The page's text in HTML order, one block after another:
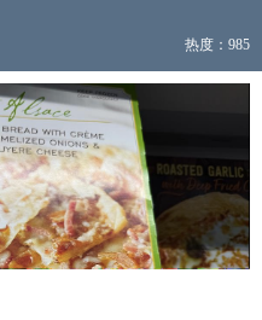
热度：985